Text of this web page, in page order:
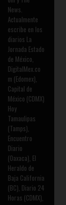
News.
Actualmente
escribe en los
diarios La
Jornada Estado
de México,
DigitalMex.co
m (Edomex),
Capital de
México (CDMX)
Hoy
Tamaulipas
(Tamps),
Encuentro
Diario
(Oaxaca), El
Heraldo de
Baja California
(BC), Diario 24
Horas (CDMX),